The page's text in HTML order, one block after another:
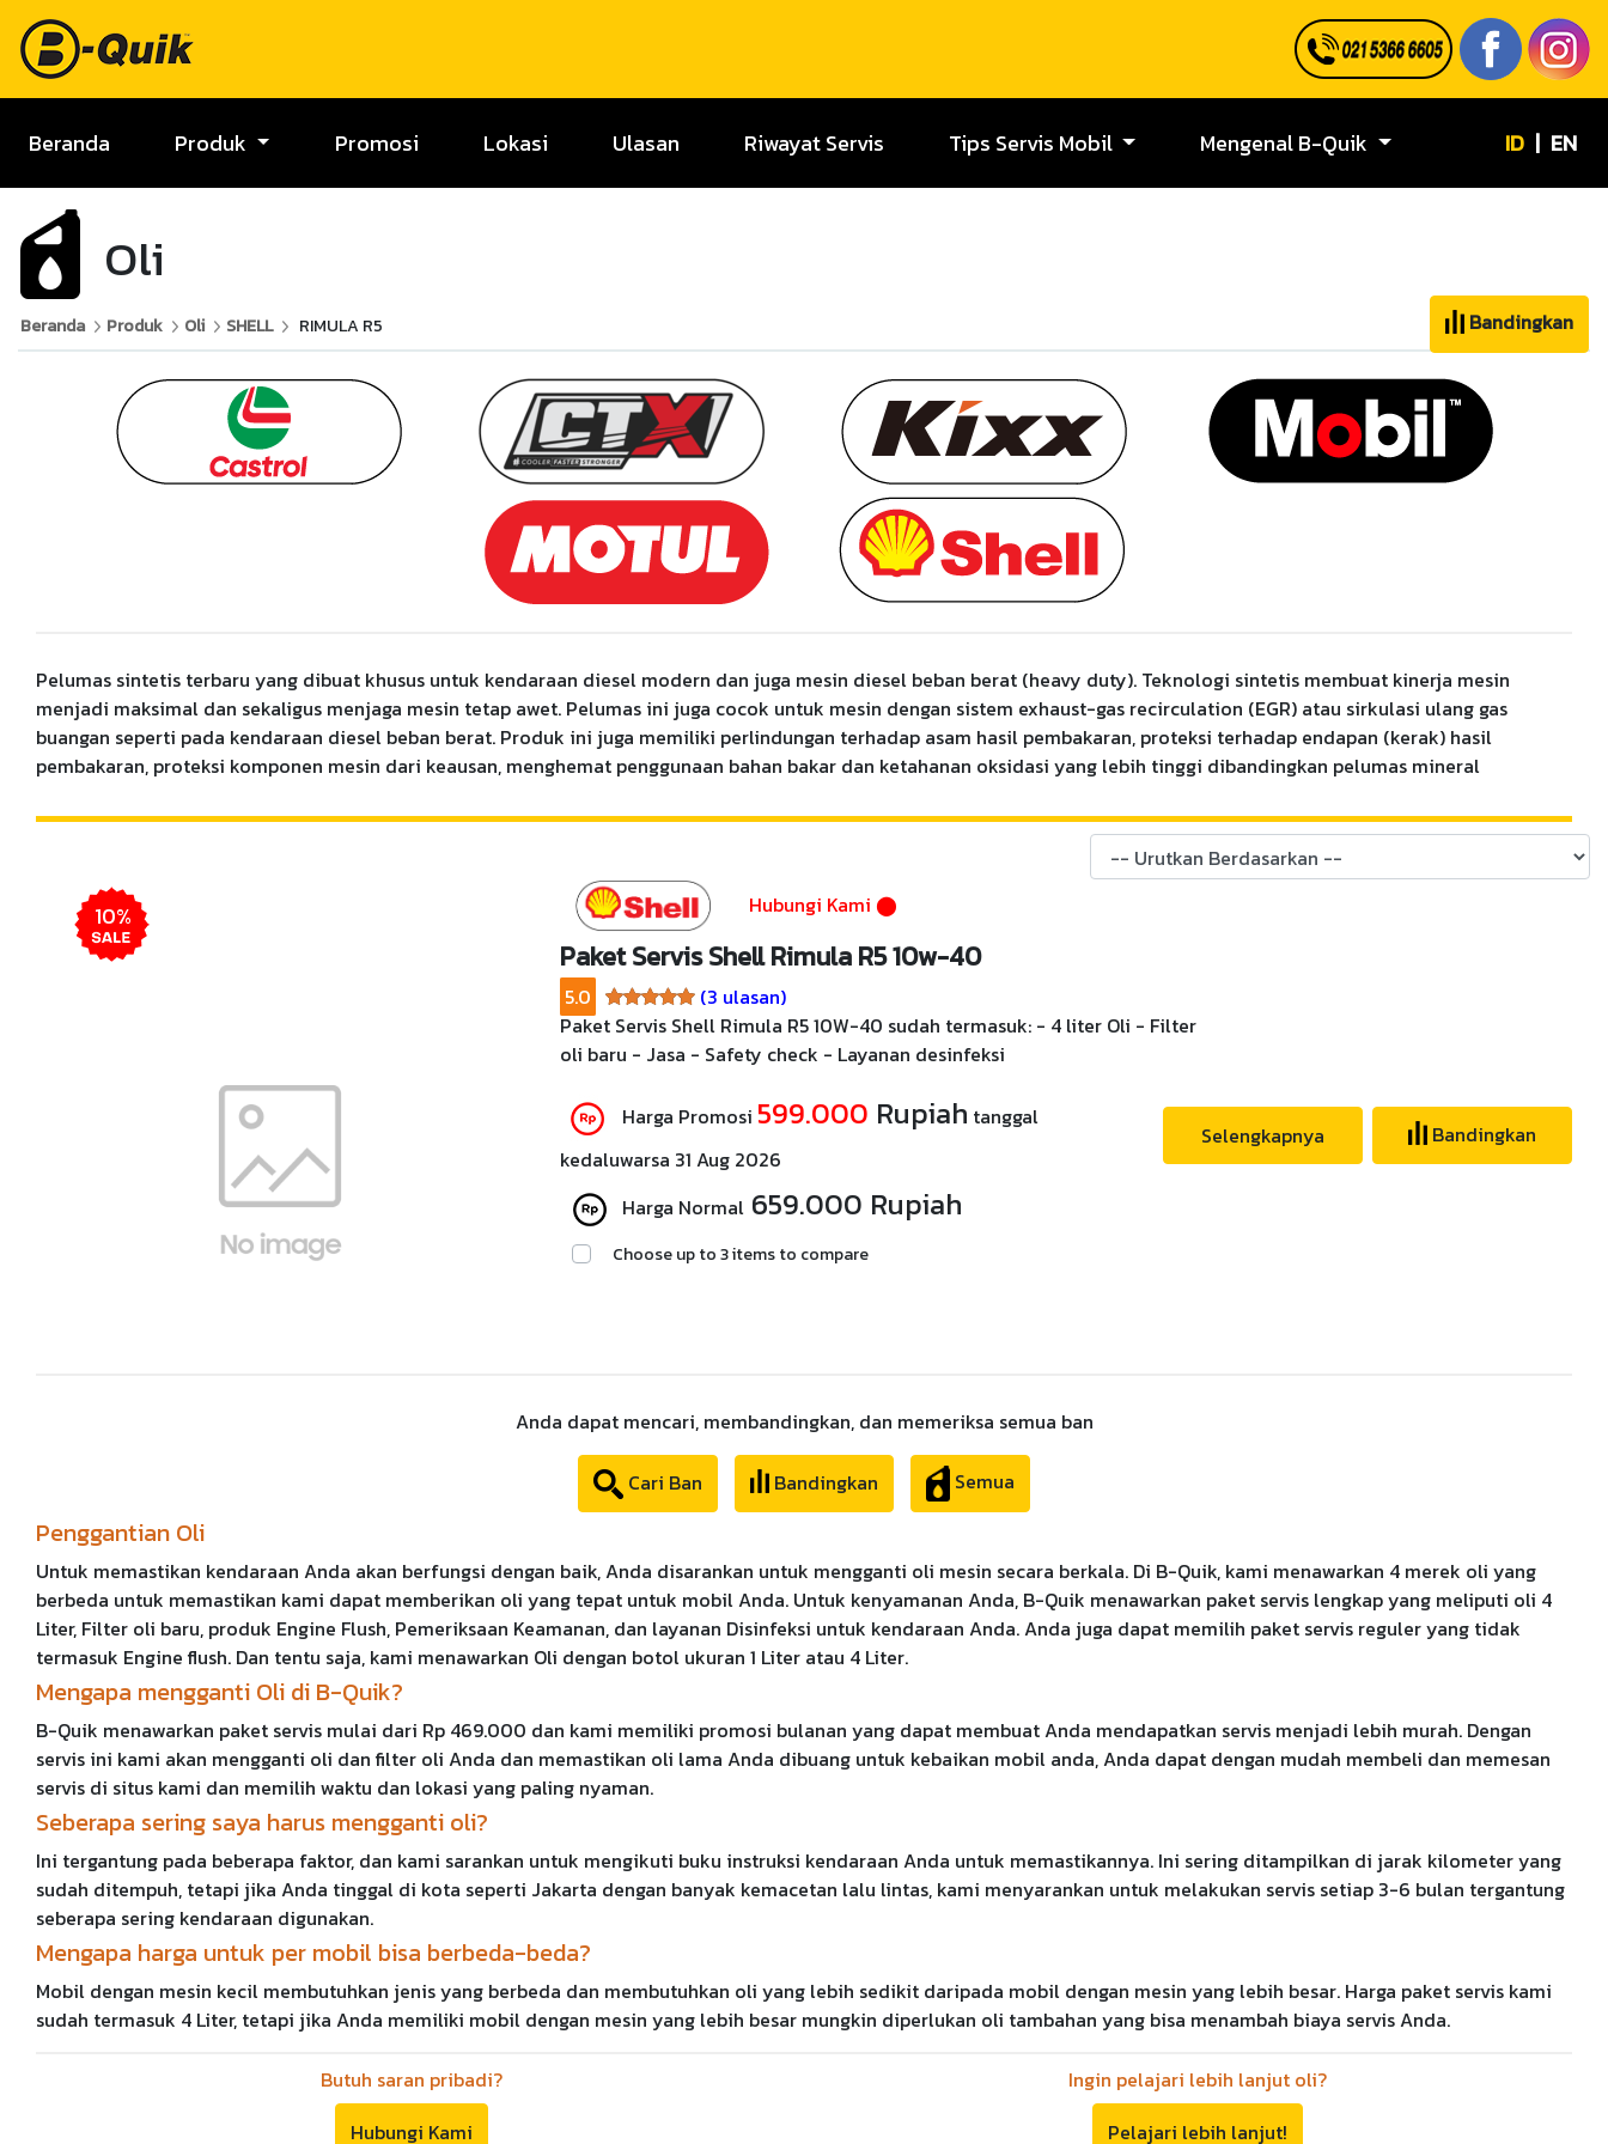
ID | EN
Beranda Produk Promosi Lokasi Ulasan Riwayat Servis Tips Servis Mobil Mengenal B-Quik
Oli
Beranda Produk Oli SHELL RIMULA R5 Bandingkan
Pelumas sintetis terbaru yang dibuat khusus untuk kendaraan diesel modern dan juga mesin diesel beban berat (heavy duty). Teknologi sintetis membuat kinerja mesin
menjadi maksimal dan sekaligus menjaga mesin tetap awet. Pelumas ini juga cocok untuk mesin dengan sistem exhaust-gas recirculation (EGR) atau sirkulasi ulang gas
buangan seperti pada kendaraan diesel beban berat. Produk ini juga memiliki perlindungan terhadap asam hasil pembakaran, proteksi terhadap endapan (kerak) hasil
pembakaran, proteksi komponen mesin dari keausan, menghemat penggunaan bahan bakar dan ketahanan oksidasi yang lebih tinggi dibandingkan pelumas mineral
10% Hubungi Kami ⬤
Paket Servis Shell Rimula R5 10w-40
5.0
(3 ulasan)
Paket Servis Shell Rimula R5 10W-40 sudah termasuk: - 4 liter Oli - Filter
oli baru - Jasa - Safety check - Layanan desinfeksi
Harga Promosi 599.000 Rupiah tanggal
kedaluwarsa 31 Aug 2026
Harga Normal 659.000 Rupiah
Choose up to 3 items to compare
Selengkapnya Bandingkan
Anda dapat mencari, membandingkan, dan memeriksa semua ban
Cari Ban Bandingkan Semua
Penggantian Oli
Untuk memastikan kendaraan Anda akan berfungsi dengan baik, Anda disarankan untuk mengganti oli mesin secara berkala. Di B-Quik, kami menawarkan 4 merek oli yang
berbeda untuk memastikan kami dapat memberikan oli yang tepat untuk mobil Anda. Untuk kenyamanan Anda, B-Quik menawarkan paket servis lengkap yang meliputi oli 4
Liter, Filter oli baru, produk Engine Flush, Pemeriksaan Keamanan, dan layanan Disinfeksi untuk kendaraan Anda. Anda juga dapat memilih paket servis reguler yang tidak
termasuk Engine flush. Dan tentu saja, kami menawarkan Oli dengan botol ukuran 1 Liter atau 4 Liter.
Mengapa mengganti Oli di B-Quik?
B-Quik menawarkan paket servis mulai dari Rp 469.000 dan kami memiliki promosi bulanan yang dapat membuat Anda mendapatkan servis menjadi lebih murah. Dengan
servis ini kami akan mengganti oli dan filter oli Anda dan memastikan oli lama Anda dibuang untuk kebaikan mobil anda, Anda dapat dengan mudah membeli dan memesan
servis di situs kami dan memilih waktu dan lokasi yang paling nyaman.
Seberapa sering saya harus mengganti oli?
Ini tergantung pada beberapa faktor, dan kami sarankan untuk mengikuti buku instruksi kendaraan Anda untuk memastikannya. Ini sering ditampilkan di jarak kilometer yang
sudah ditempuh, tetapi jika Anda tinggal di kota seperti Jakarta dengan banyak kemacetan lalu lintas, kami menyarankan untuk melakukan servis setiap 3-6 bulan tergantung
seberapa sering kendaraan digunakan.
Mengapa harga untuk per mobil bisa berbeda-beda?
Mobil dengan mesin kecil membutuhkan jenis yang berbeda dan membutuhkan oli yang lebih sedikit daripada mobil dengan mesin yang lebih besar. Harga paket servis kami
sudah termasuk 4 Liter, tetapi jika Anda memiliki mobil dengan mesin yang lebih besar mungkin diperlukan oli tambahan yang bisa menambah biaya servis Anda.
Butuh saran pribadi?
Hubungi Kami
Ingin pelajari lebih lanjut oli?
Pelajari lebih lanjut!